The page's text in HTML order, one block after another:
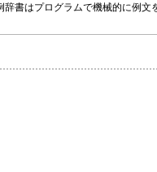
辞書はプログラムで機械的に例